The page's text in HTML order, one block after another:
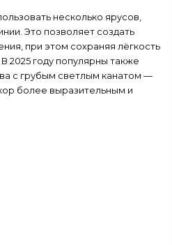
несколько ярусов,
Это позволяет создать
при этом сохраняя лёгкость
2025 году популярны также
с грубым светлым канатом —
более выразительным и